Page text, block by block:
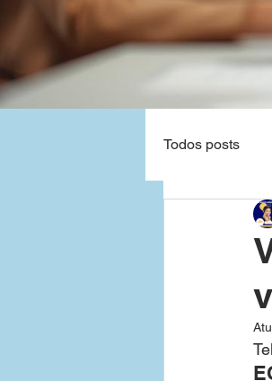
Todos posts
Natal -
Planos
Grandes